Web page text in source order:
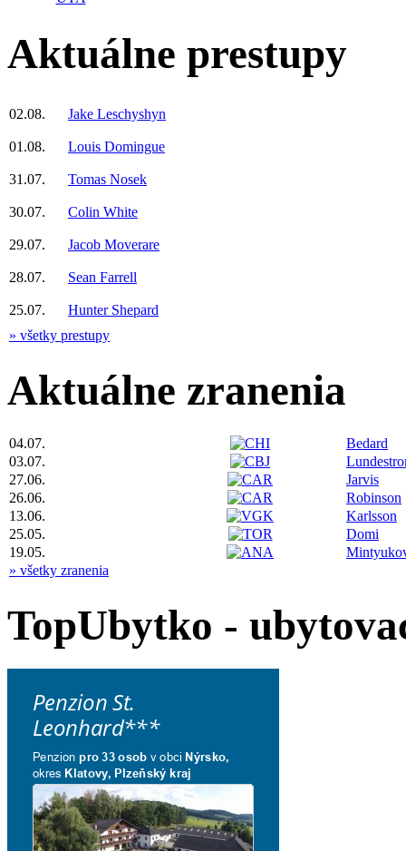
Aktuálne prestupy
02.08. Jake Leschyshyn
01.08. Louis Domingue
31.07. Tomas Nosek
30.07. Colin White
29.07. Jacob Moverare
28.07. Sean Farrell
25.07.
Hunter Shepard
» všetky prestupy
Aktuálne zranenia
04.07.
Bedard
03.07.
27.06.
Jarvis
26.06.
Robinson
13.06.
Karlsson
25.05.
Domi
19.05.
» všetky zranenia
TopUbytko -